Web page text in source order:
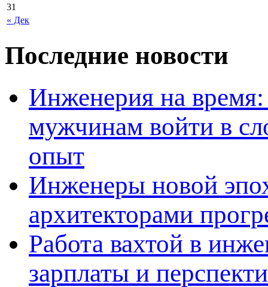
« Дек
31
Последние новости
Инженерия на время:
мужчинам войти в
опыт
Инженеры новой
архитекторами
Работа вахтой в
зарплаты и